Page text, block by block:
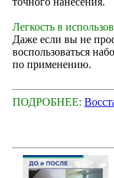
Легкость в
Даже если вы не
воспользоваться
по применению.
ПОДРОБНЕЕ: